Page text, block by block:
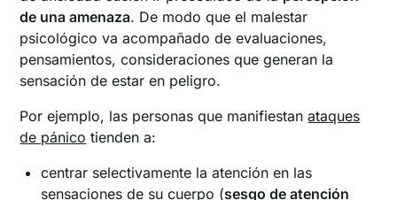
de una amenaza. De modo que el malestar
psicológico va acompañado de evaluaciones,
pensamientos, consideraciones que generan la
sensación de estar en peligro.
Por ejemplo, las personas que manifiestanataques
de pánico tienden a:
centrar selectivamente la atención en las
sensaciones de su cuerpo (sesgo de atención